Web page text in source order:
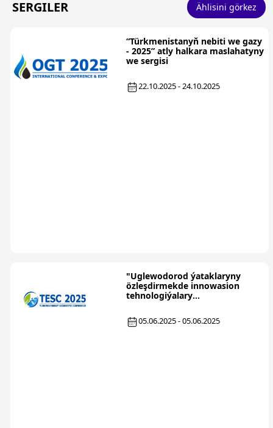
SERGILER Ählisini görkez
“Türkmenistanyň nebiti we gazy
- 2025” atly halkara maslahatyny
we sergisi
22.10.2025 - 24.10.2025
"Uglewodorod ýataklaryny
özleşdirmekde innowasion
tehnologiýalary
05.06.2025 - 05.06.2025